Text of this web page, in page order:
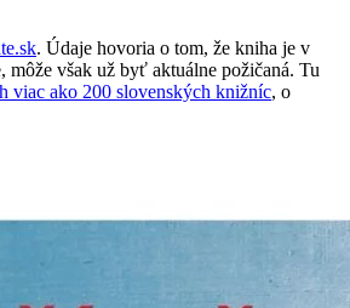
. Údaje hovoria o tom, že kniha je v
môže však už byť aktuálne požičaná. Tu
viac ako 200 slovenských knižníc, o